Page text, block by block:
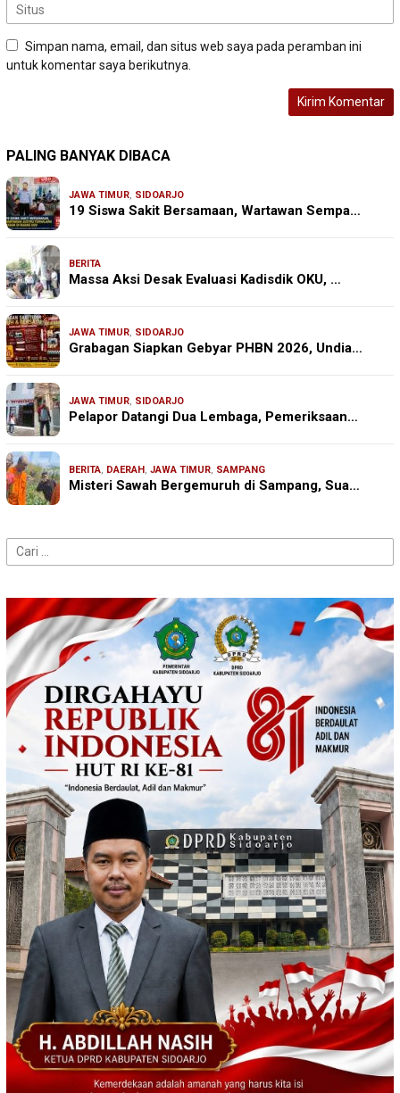
Simpan nama, email, dan situs web saya pada peramban ini
untuk komentar saya berikutnya.
PALING BANYAK DIBACA
JAWA TIMUR, SIDOARJO
19 Siswa Sakit Bersamaan, Wartawan Sempa…
BERITA
Massa Aksi Desak Evaluasi Kadisdik OKU, …
JAWA TIMUR, SIDOARJO
Grabagan Siapkan Gebyar PHBN 2026, Undia…
JAWA TIMUR, SIDOARJO
Pelapor Datangi Dua Lembaga, Pemeriksaan…
BERITA, DAERAH , JAWA TIMUR, SAMPANG
Misteri Sawah Bergemuruh di Sampang, Sua…
Cari
untuk: